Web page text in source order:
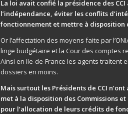
La loi avait confié la présidence des
l’indépendance, éviter les conflits
fonctionnement et mettre à disposition
Or l’affectation des moyens faite par
linge budgétaire et la Cour des comptes
Ainsi en Ile-de-France les agents traitent
dossiers en moins.
Mais surtout les Présidents de CCI
met à la disposition des Commissions
pour l’allocation de leurs crédits de